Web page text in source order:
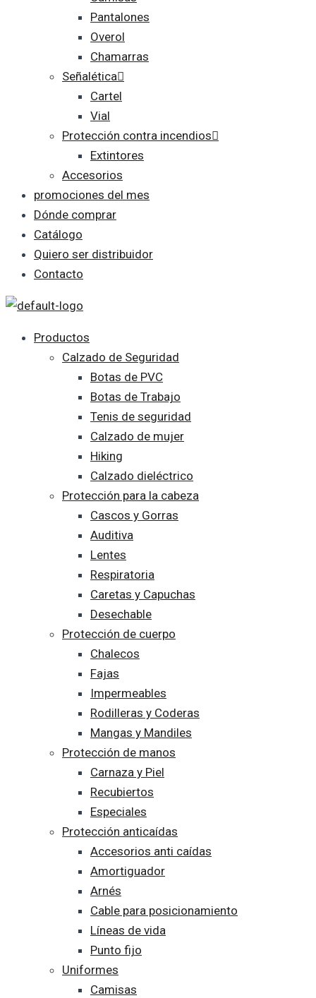
Pantalones
Overol
Chamarras
Señalética
Cartel
Vial
Protección contra incendios
Extintores
Accesorios
promociones del mes
Dónde comprar
Catálogo
Quiero ser distribuidor
Contacto
Productos
Calzado de Seguridad
Botas de PVC
Botas de Trabajo
Tenis de seguridad
Calzado de mujer
Hiking
Calzado dieléctrico
Protección para la cabeza
Cascos y Gorras
Auditiva
Lentes
Respiratoria
Caretas y Capuchas
Desechable
Protección de cuerpo
Chalecos
Fajas
Impermeables
Rodilleras y Coderas
Mangas y Mandiles
Protección de manos
Carnaza y Piel
Recubiertos
Especiales
Protección anticaídas
Accesorios anti caídas
Amortiguador
Arnés
Cable para posicionamiento
Líneas de vida
Punto fijo
Uniformes
Camisas